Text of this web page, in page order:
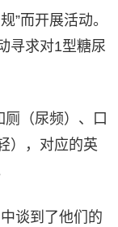
”而开展活动。
寻求对1型糖尿
（尿频）、口
），对应的英
谈到了他们的